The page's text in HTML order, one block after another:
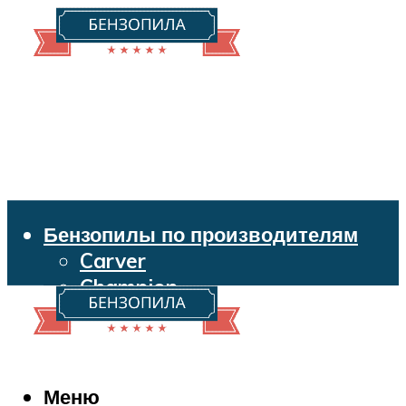
Бензопилы по производителям
Carver
Champion
Echo
Husqvarna
Makita
Меню